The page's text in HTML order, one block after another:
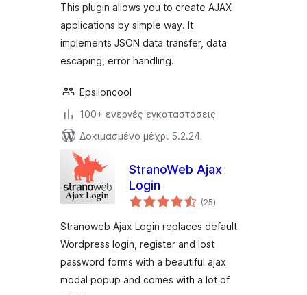
This plugin allows you to create AJAX
applications by simple way. It
implements JSON data transfer, data
escaping, error handling.
Epsiloncool
100+ ενεργές εγκαταστάσεις
Δοκιμασμένο μέχρι 5.2.24
StranoWeb Ajax
Login
(25αξιολογήσεις
σύνολο
)
Stranoweb Ajax Login replaces default
Wordpress login, register and lost
password forms with a beautiful ajax
modal popup and comes with a lot of